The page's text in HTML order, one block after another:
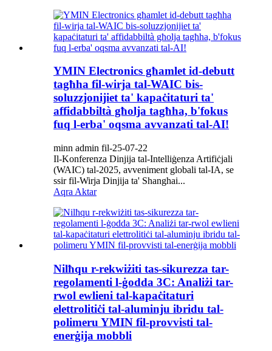
YMIN Electronics għamlet id-debutt
tagħha fil-wirja tal-WAIC bis-
soluzzjonijiet ta' kapaċitaturi ta'
affidabbiltà għolja tagħha, b'fokus
fuq l-erba' oqsma avvanzati tal-AI!
minn admin fil-25-07-22
Il-Konferenza Dinjija tal-Intelliġenza Artifiċjali
(WAIC) tal-2025, avveniment globali tal-IA, se
ssir fil-Wirja Dinjija ta' Shanghai...
Aqra Aktar
Nilħqu r-rekwiżiti tas-sikurezza tar-
regolamenti l-ġodda 3C: Analiżi tar-
rwol ewlieni tal-kapaċitaturi
elettrolitiċi tal-aluminju ibridu tal-
polimeru YMIN fil-provvisti tal-
enerġija mobbli